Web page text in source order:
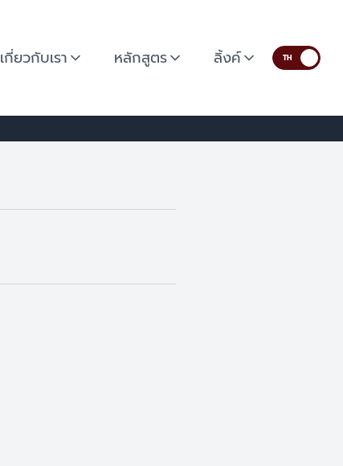
เกี่ยวกับเรา หลักสูตร ลิ้งค์ TH